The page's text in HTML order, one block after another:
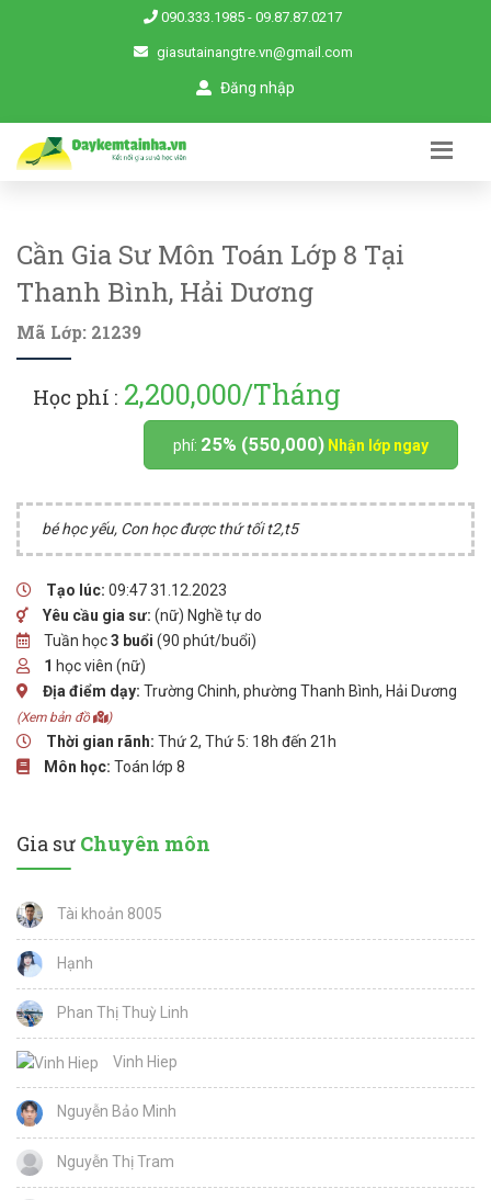
090.333.1985 - 09.87.87.0217
giasutainangtre.vn@gmail.com
Đăng nhập
Cần Gia Sư Môn Toán Lớp 8 Tại
Thanh Bình, Hải Dương
Mã Lớp: 21239
Học phí : 2,200,000/Tháng
phí: 25% (550,000) Nhận lớp ngay
bé học yếu, Con học được thứ tối t2,t5
Tạo lúc: 09:47 31.12.2023
Yêu cầu gia sư: (nữ) Nghề tự do
Tuần học3 buổi (90 phút/buổi)
1 học viên (nữ)
Địa điểm dạy: Trường Chinh, phường Thanh Bình, Hải Dương
(Xem bản đồ )
Thời gian rãnh: Thứ 2, Thứ 5: 18h đến 21h
Môn học: Toán lớp 8
Gia sư Chuyên môn
Tài khoản 8005
Hạnh
Phan Thị Thuỳ Linh
Vinh Hiep
Nguyễn Bảo Minh
Nguyễn Thị Tram